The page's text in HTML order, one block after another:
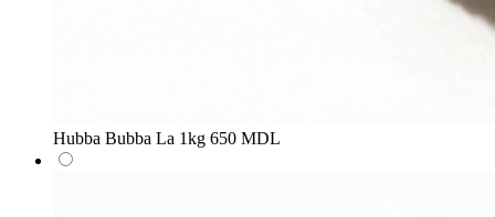
Hubba Bubba La 1kg 650 MDL